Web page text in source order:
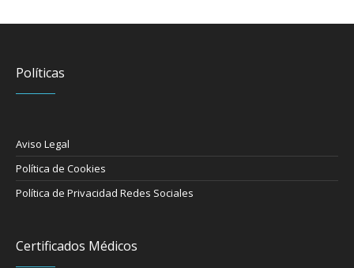
Políticas
Aviso Legal
Política de Cookies
Política de Privacidad Redes Sociales
Certificados Médicos